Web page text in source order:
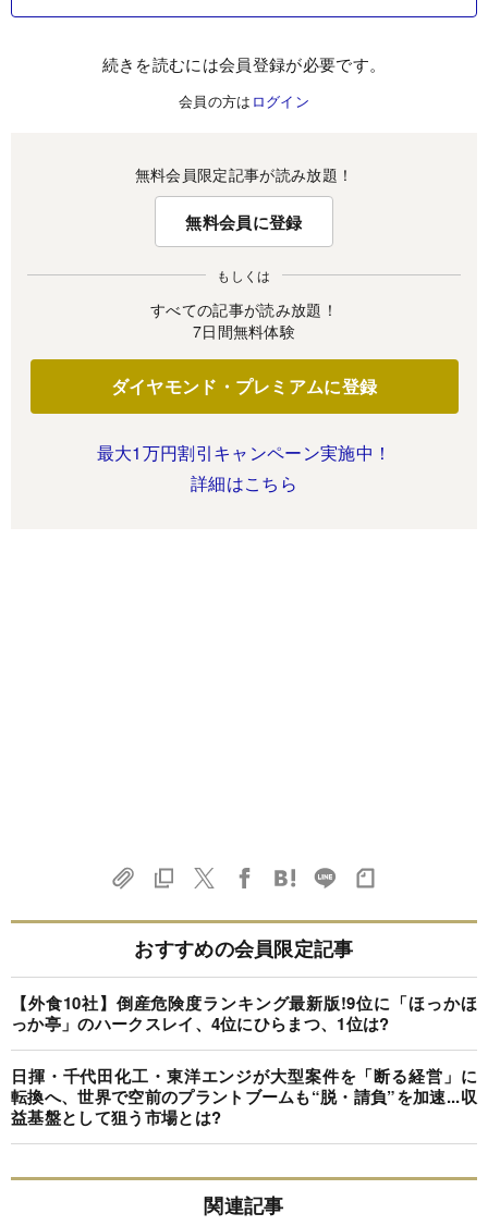
続きを読むには会員登録が必要です。
会員の方は ログイン
無料会員限定記事が読み放題！
無料会員に登録
もしくは
すべての記事が読み放題！
7日間無料体験
ダイヤモンド・プレミアムに登録
最大1万円割引キャンペーン実施中！
詳細はこちら
おすすめの会員限定記事
【外食10社】倒産危険度ランキング最新版!9位に「ほっかほ
っか亭」のハークスレイ、4位にひらまつ、1位は?
日揮・千代田化工・東洋エンジが大型案件を「断る経営」に
転換へ、世界で空前のプラントブームも“脱・請負”を加速...収
益基盤として狙う市場とは?
関連記事